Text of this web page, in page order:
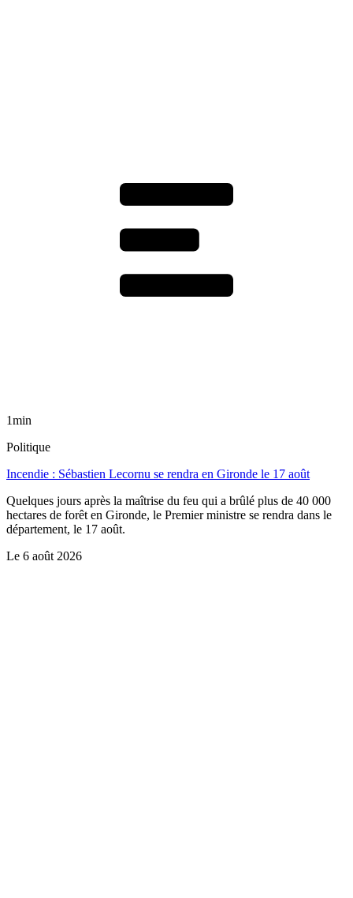
1min
Politique
Incendie : Sébastien Lecornu se rendra en Gironde le 17 août
Quelques jours après la maîtrise du feu qui a brûlé plus de 40 000
hectares de forêt en Gironde, le Premier ministre se rendra dans le
département, le 17 août.
Le 6 août 2026